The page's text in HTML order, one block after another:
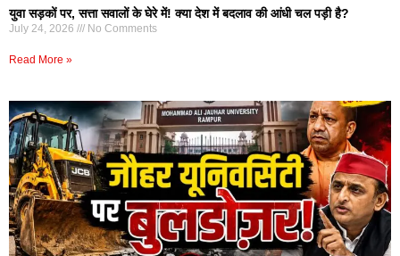
युवा सड़कों पर, सत्ता सवालों के घेरे में! क्या देश में बदलाव की आंधी चल पड़ी है?
July 24, 2026 No Comments
Read More »